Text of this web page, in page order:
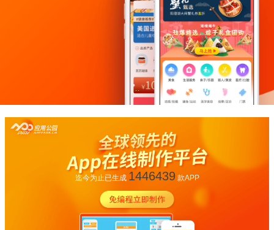
迄今为止已生成 1446439款APP